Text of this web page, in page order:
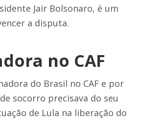
Jair Bolsonaro, é um
a disputa.
no CAF
do Brasil no CAF e por
socorro precisava do seu
de Lula na liberação do